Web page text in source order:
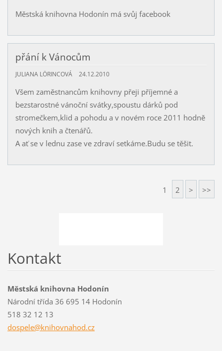
Městská knihovna Hodonín má svůj facebook
přání k Vánocům
JULIANA LÖRINCOVÁ 24.12.2010
Všem zaměstnancům knihovny přeji příjemné a
bezstarostné vánoční svátky,spoustu dárků pod
stromečkem,klid a pohodu a v novém roce 2011 hodně
nových knih a čtenářů.
A ať se v lednu zase ve zdraví setkáme.Budu se těšit.
1 2 > >>
Kontakt
Městská knihovna Hodonín
Národní třída 36 695 14 Hodonín
518 32 12 13
dospele@knihovnahod.cz